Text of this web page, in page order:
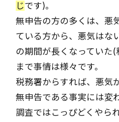
じです)。
無申告の方の多くは、悪
ている方から、悪気はな
の期間が長くなっていた
まで事情は様々です。
税務署からすれば、悪気
無申告である事実には変
調査ではこっぴどくやら